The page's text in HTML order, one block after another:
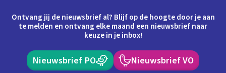
Ontvang jij de nieuwsbrief al? Blijf op de hoogte door je aan
te melden en ontvang elke maand een nieuwsbrief naar
keuze in je inbox!
Nieuwsbrief PO Nieuwsbrief VO